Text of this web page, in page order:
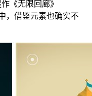
《无限回廊》
，借鉴元素也确实不